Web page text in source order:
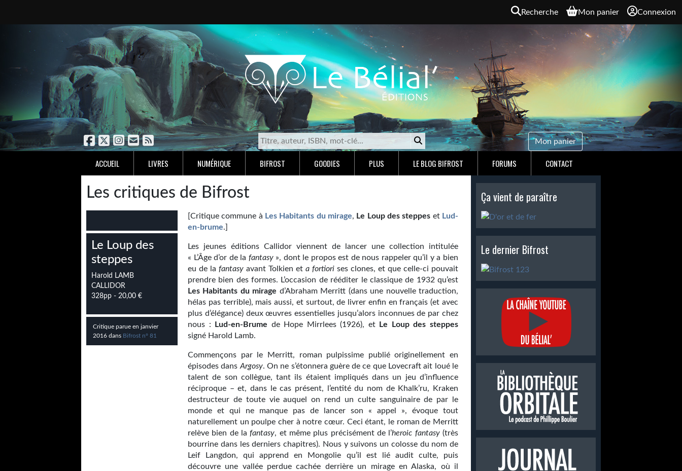
Recherche Mon panier Connexion
Mon panier
ACCUEIL LIVRES NUMÉRIQUE BIFROST GOODIES PLUS LE BLOG BIFROST FORUMS CONTACT
Les critiques de Bifrost
Le Loup des
steppes
Harold LAMB
CALLIDOR
328pp - 20,00 €
Critique parue en janvier
2016 dans Bifrost n° 81
[Critique commune à Les Habitants du mirage, Le Loup des steppes et Lud-
en-brume.]
Les jeunes éditions Callidor viennent de lancer une collection intitulée
« L’Âge d’or de la fantasy», dont le propos est de nous rappeler qu’il y a bien
eu de la fantasy avant Tolkien et a fortiori ses clones, et que celle-ci pouvait
prendre bien des formes. L’occasion de rééditer le classique de 1932 qu’est
Les Habitants du mirage d’Abraham Merritt (dans une nouvelle traduction,
hélas pas terrible), mais aussi, et surtout, de livrer enfin en français (et avec
plus d’élégance) deux œuvres essentielles jusqu’alors inconnues de par chez
nous :
Lud-en-Brume de Hope Mirrlees (1926), et
Le Loup des steppes
signé Harold Lamb.
Commençons par le Merritt, roman pulpissime publié originellement en
épisodes dans Argosy. On ne s’étonnera guère de ce que Lovecraft ait loué le
talent de son collègue, tant ils étaient impliqués dans un jeu d’influence
réciproque – et, dans le cas présent, l’entité du nom de Khalk’ru, Kraken
destructeur de toute vie auquel on rend un culte sanguinaire de par le
monde et qui ne manque pas de lancer son « appel », évoque tout
naturellement un poulpe cher à notre cœur. Ceci étant, le roman de Merritt
relève bien de lafantasy, et même plus précisément de l’heroic fantasy(très
bourrine dans les derniers chapitres). Nous y suivons un colosse du nom de
Leif Langdon, qui apprend en Mongolie qu’il est lié audit culte, puis
découvre une vallée perdue cachée derrière un mirage en Alaska, où il
Ça vient de paraître
Le dernier Bifrost